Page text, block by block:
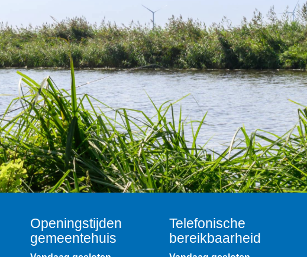
Openingstijden
gemeentehuis
Telefonische
bereikbaarheid